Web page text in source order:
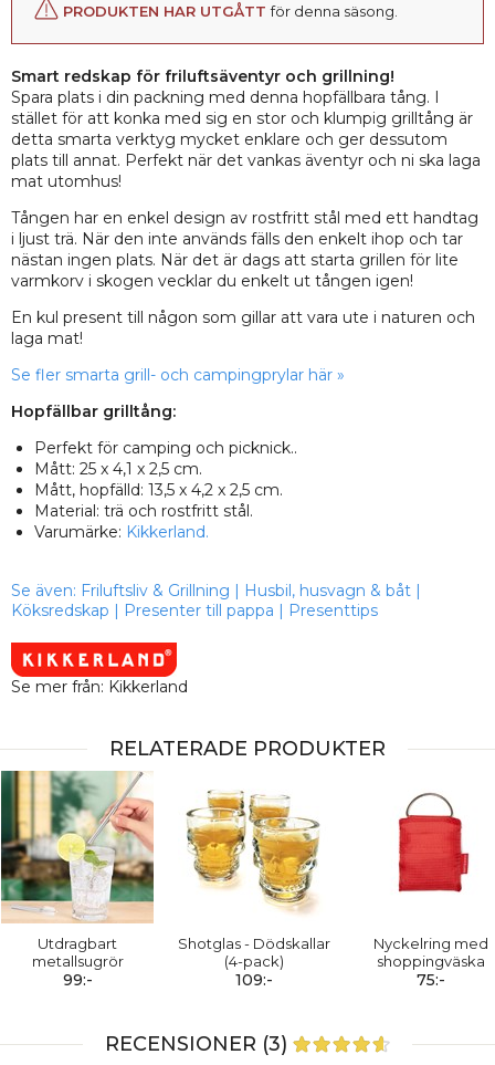
PRODUKTEN HAR UTGÅTTför denna säsong.
Smart redskap för friluftsäventyr och grillning!
Spara plats i din packning med denna hopfällbara tång. I
stället för att konka med sig en stor och klumpig grilltång är
detta smarta verktyg mycket enklare och ger dessutom
plats till annat. Perfekt när det vankas äventyr och ni ska laga
mat utomhus!
Tången har en enkel design av rostfritt stål med ett handtag
i ljust trä. När den inte används fälls den enkelt ihop och tar
nästan ingen plats. När det är dags att starta grillen för lite
varmkorv i skogen vecklar du enkelt ut tången igen!
En kul present till någon som gillar att vara ute i naturen och
laga mat!
Se fler smarta grill- och campingprylar här »
Hopfällbar grilltång:
Perfekt för camping och picknick..
Mått: 25 x 4,1 x 2,5 cm.
Mått, hopfälld: 13,5 x 4,2 x 2,5 cm.
Material: trä och rostfritt stål.
Varumärke: Kikkerland.
Se även: Friluftsliv & Grillning | Husbil, husvagn & båt |
Köksredskap | Presenter till pappa | Presenttips
Se mer från: Kikkerland
RELATERADE PRODUKTER
Utdragbart
metallsugrör
99:-
Shotglas - Dödskallar
(4-pack)
109:-
Nyckelring med
shoppingväska
75:-
RECENSIONER (3)